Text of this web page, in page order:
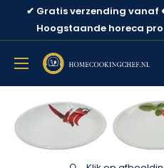
content
✔ Gratis verzending vanaf
Hoogstaande horeca